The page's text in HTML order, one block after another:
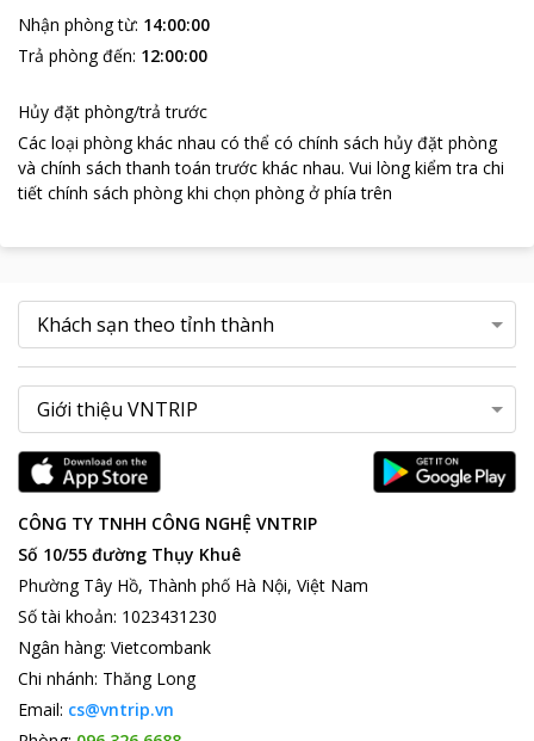
Nhận phòng từ: 14:00:00
Trả phòng đến: 12:00:00
Hủy đặt phòng/trả trước
Các loại phòng khác nhau có thể có chính sách hủy đặt phòng
và chính sách thanh toán trước khác nhau. Vui lòng kiểm tra chi
tiết chính sách phòng khi chọn phòng ở phía trên
CÔNG TY TNHH CÔNG NGHỆ VNTRIP
Số 10/55 đường Thụy Khuê
Phường Tây Hồ, Thành phố Hà Nội, Việt Nam
Số tài khoản: 1023431230
Ngân hàng: Vietcombank
Chi nhánh: Thăng Long
Email: cs@vntrip.vn